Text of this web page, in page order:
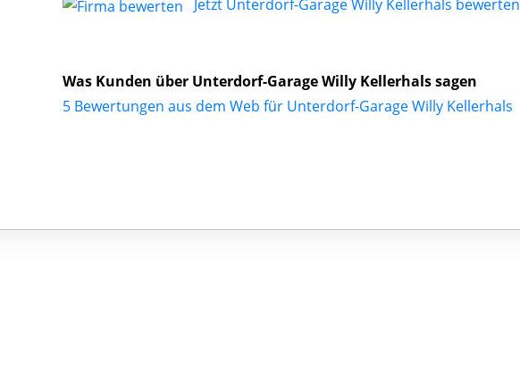
Jetzt Unterdorf-Garage Willy Kellerhals bewerten
Was Kunden über Unterdorf-Garage Willy Kellerhals sagen
5 Bewertungen aus dem Web für Unterdorf-Garage Willy Kellerhals